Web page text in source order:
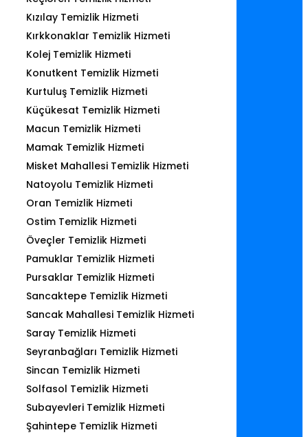
Kızılay Temizlik Hizmeti
Kırkkonaklar Temizlik Hizmeti
Kolej Temizlik Hizmeti
Konutkent Temizlik Hizmeti
Kurtuluş Temizlik Hizmeti
Küçükesat Temizlik Hizmeti
Macun Temizlik Hizmeti
Mamak Temizlik Hizmeti
Misket Mahallesi Temizlik Hizmeti
Natoyolu Temizlik Hizmeti
Oran Temizlik Hizmeti
Ostim Temizlik Hizmeti
Öveçler Temizlik Hizmeti
Pamuklar Temizlik Hizmeti
Pursaklar Temizlik Hizmeti
Sancaktepe Temizlik Hizmeti
Sancak Mahallesi Temizlik Hizmeti
Saray Temizlik Hizmeti
Seyranbağları Temizlik Hizmeti
Sincan Temizlik Hizmeti
Solfasol Temizlik Hizmeti
Subayevleri Temizlik Hizmeti
Şahintepe Temizlik Hizmeti